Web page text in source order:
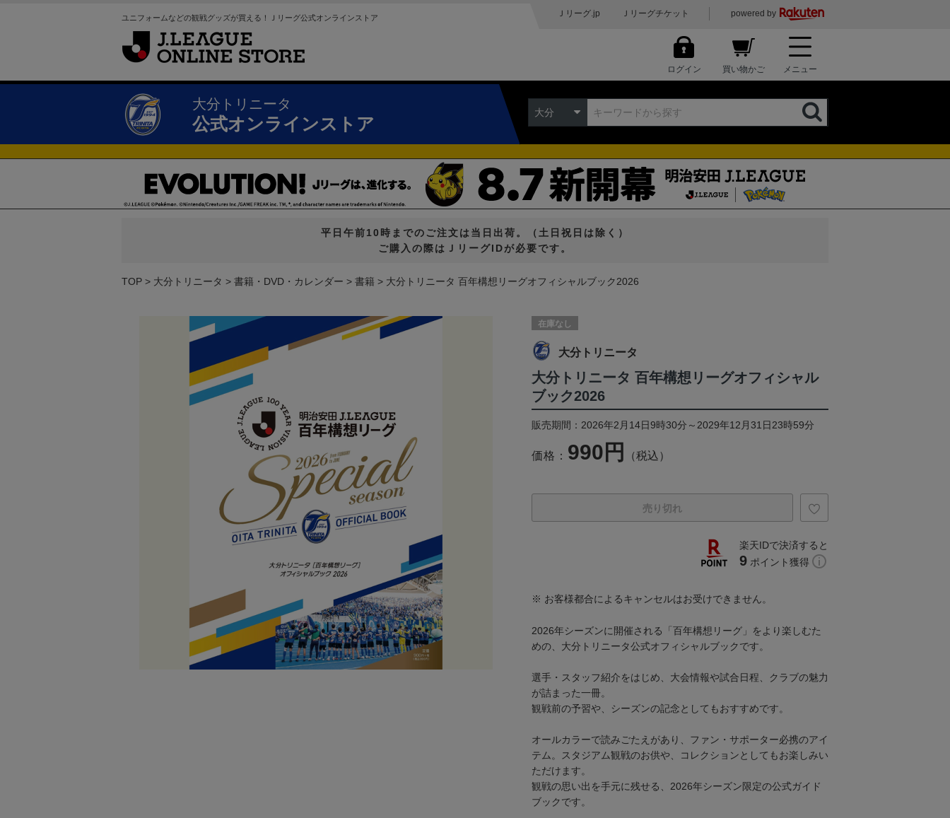
ユニフォームなどの観戦グッズが買える！Ｊリーグ公式オンラインストア Ｊリーグ.jp Ｊリーグチケット powered by
ログイン 買い物かご メニュー
大分トリニータ
公式オンラインストア
大分
平日午前10時までのご注文は当日出荷。（土日祝日は除く）
ご購入の際はＪリーグIDが必要です。
TOP 大分トリニータ 書籍・DVD・カレンダー 書籍 大分トリニータ 百年構想リーグオフィシャルブック2026
在庫なし
大分トリニータ
大分トリニータ 百年構想リーグオフィシャル
ブック2026
販売期間：2026年2月14日9時30分～2029年12月31日23時59分
価格： 990円 （税込）
売り切れ
楽天IDで決済すると
9 ポイント獲得
※ お客様都合によるキャンセルはお受けできません。
2026年シーズンに開催される「百年構想リーグ」をより楽しむた
めの、大分トリニータ公式オフィシャルブックです。
選手・スタッフ紹介をはじめ、大会情報や試合日程、クラブの魅力
が詰まった一冊。
観戦前の予習や、シーズンの記念としてもおすすめです。
オールカラーで読みごたえがあり、ファン・サポーター必携のアイ
テム。スタジアム観戦のお供や、コレクションとしてもお楽しみい
ただけます。
観戦の思い出を手元に残せる、2026年シーズン限定の公式ガイド
ブックです。